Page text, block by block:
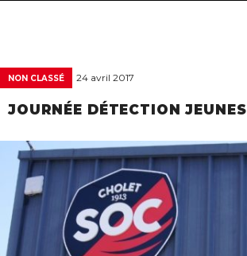
NON CLASSÉ 24 avril 2017
JOURNÉE DÉTECTION JEUNES